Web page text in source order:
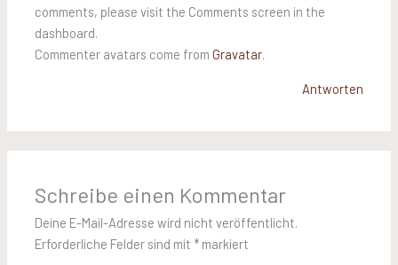
comments, please visit the Comments screen in the
dashboard.
Commenter avatars come fromGravatar.
Antworten
Schreibe einen Kommentar
Deine E-Mail-Adresse wird nicht veröffentlicht.
Erforderliche Felder sind mit * markiert